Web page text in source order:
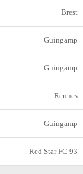
Brest
Guingamp
Guingamp
Rennes
Guingamp
Red Star FC 93